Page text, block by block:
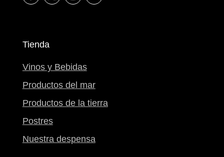
Tienda
Vinos y Bebidas
Productos del mar
Productos de la tierra
Postres
Nuestra despensa